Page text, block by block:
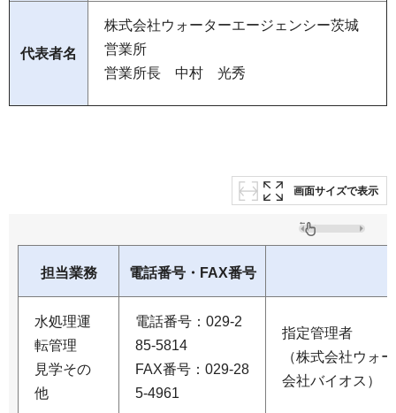
代表者名
株式会社ウォーターエージェンシー茨城
営業所
営業所長 中村 光秀
画面サイズで表示
担当業務 電話番号・FAX番号
水処理運
転管理
見学その
他
電話番号：029-2
85-5814
FAX番号：029-28
5-4961
指定管理者
（株式会社ウォ
会社バイオス）